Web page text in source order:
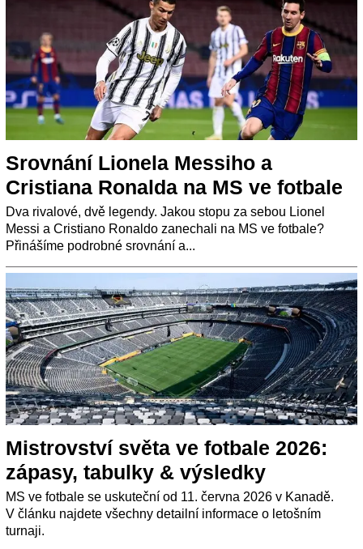
Srovnání Lionela Messiho a
Cristiana Ronalda na MS ve fotbale
Dva rivalové, dvě legendy. Jakou stopu za sebou Lionel
Messi a Cristiano Ronaldo zanechali na MS ve fotbale?
Přinášíme podrobné srovnání a...
Mistrovství světa ve fotbale 2026:
zápasy, tabulky & výsledky
MS ve fotbale se uskuteční od 11. června 2026 v Kanadě.
V článku najdete všechny detailní informace o letošním
turnaji.